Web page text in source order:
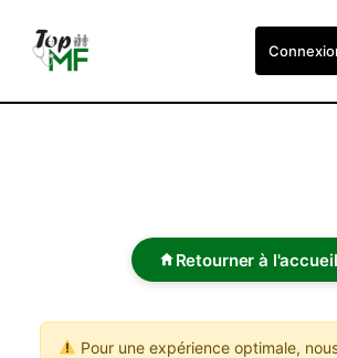
Retourner à l'accueil
Pour une expérience optimale,